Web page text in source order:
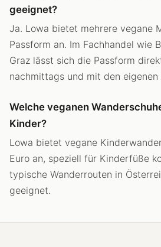
geeignet?
Ja. Lowa bietet mehrere vegane
Passform an. Im Fachhandel wie
Graz lässt sich die Passform
nachmittags und mit den eigenen
Welche veganen
Kinder?
Lowa bietet vegane
Euro an, speziell für Kinderfüße
typische Wanderrouten in
geeignet.